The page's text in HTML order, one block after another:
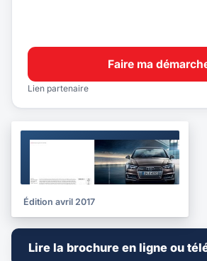
Faire ma
Lien partenaire
BROCHURE
2017
Édition avril 2017
Lire la brochure en ligne ou